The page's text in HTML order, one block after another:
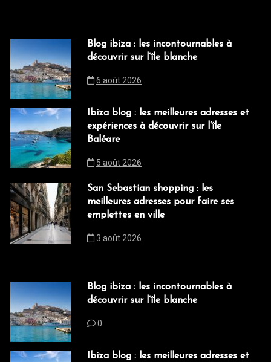
Blog ibiza : les incontournables à
découvrir sur l’île blanche
6 août 2026
Ibiza blog : les meilleures adresses et
expériences à découvrir sur l’île
Baléare
5 août 2026
San Sebastian shopping : les
meilleures adresses pour faire ses
emplettes en ville
3 août 2026
Blog ibiza : les incontournables à
découvrir sur l’île blanche
0
Ibiza blog : les meilleures adresses et